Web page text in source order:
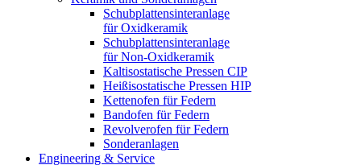
Schubplattensinteranlage
für Oxidkeramik
Schubplattensinteranlage
für Non-Oxidkeramik
Kaltisostatische Pressen CIP
Heißisostatische Pressen HIP
Kettenofen für Federn
Bandofen für Federn
Revolverofen für Federn
Sonderanlagen
Engineering & Service